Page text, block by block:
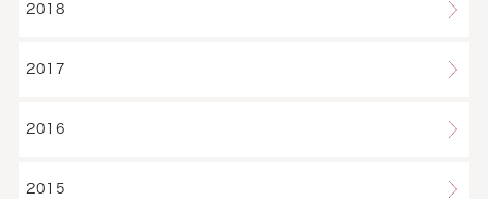
2018
2017
2016
2015